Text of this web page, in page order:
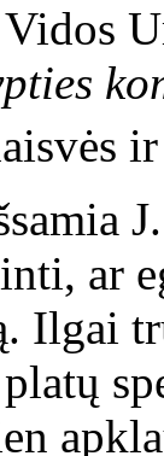
ar
Ilgai